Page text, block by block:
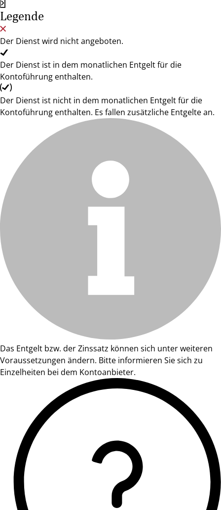
Legende
Der Dienst wird nicht angeboten.
Der Dienst ist in dem monatlichen Entgelt für die
Kontoführung enthalten.
Der Dienst ist nicht in dem monatlichen Entgelt für die
Kontoführung enthalten. Es fallen zusätzliche Entgelte an.
Das Entgelt bzw. der Zinssatz können sich unter weiteren
Voraussetzungen ändern. Bitte informieren Sie sich zu
Einzelheiten bei dem Kontoanbieter.